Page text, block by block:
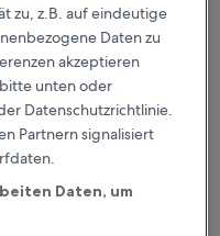
Der
Preis
480 €
480 €
inkl. Steuern & Gebühren
4. Sept.–5. Sept.
zu, z.B. auf eindeutige
Daten zu
akzeptieren
unten oder
Datenschutzrichtlinie.
Partnern signalisiert
Daten, um